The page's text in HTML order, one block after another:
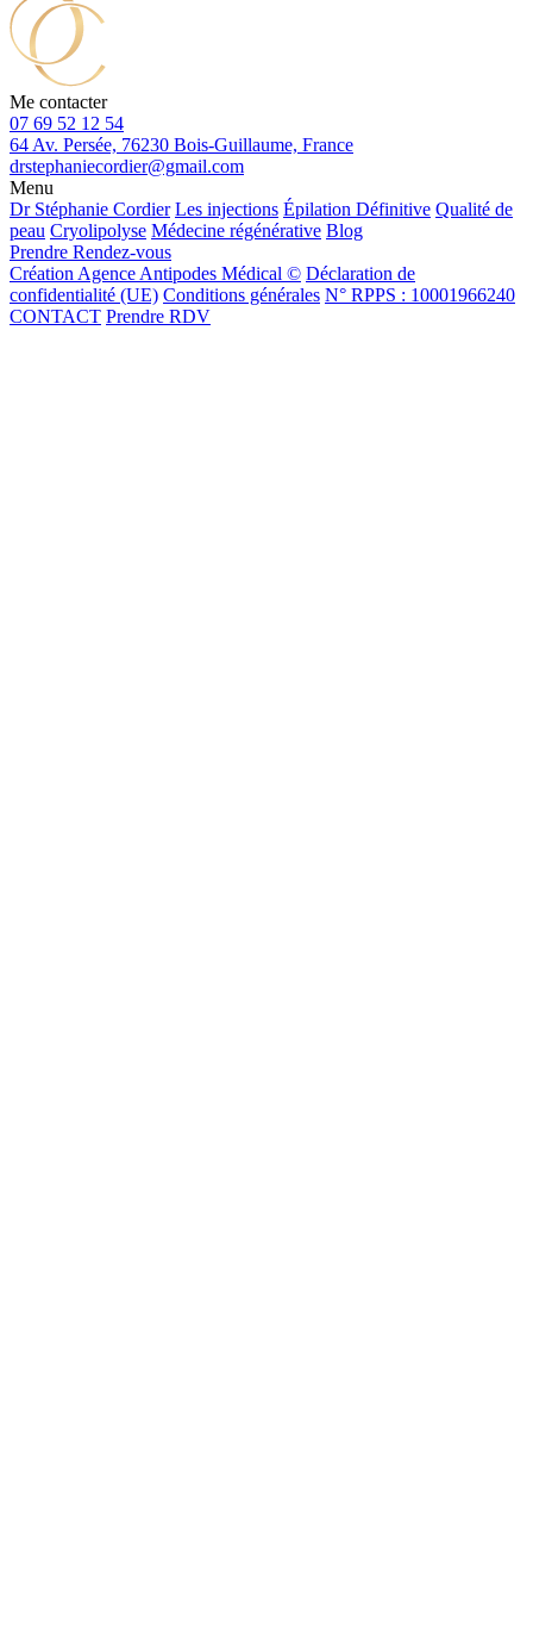
Me contacter
07 69 52 12 54
64 Av. Persée, 76230 Bois-Guillaume, France
drstephaniecordier@gmail.com
Menu
Dr Stéphanie Cordier Les injections Épilation Définitive Qualité de
peau Cryolipolyse Médecine régénérative Blog
Prendre Rendez-vous
Création Agence Antipodes Médical © Déclaration de
confidentialité (UE) Conditions générales N° RPPS : 10001966240
CONTACT Prendre RDV